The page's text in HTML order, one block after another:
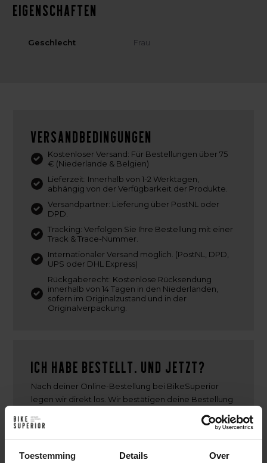
Toestemming Details Over
Eigenschaften
Geschlecht Frau
Versandbedingungen
Kostenloser Versand: Für Bestellungen über 75
€ (Niederlande & Belgien)
Lieferzeit: Innerhalb von 1-2 Werktagen,
abhängig von der Verfügbarkeit der Produkte.
Versandpartner: Lieferung über PostNL oder
DPD.
Tracking: Verfolgen Sie Ihre Bestellung mit einer
Track & Trace-Nummer.
Internationaler Versand möglich. (PostNL, DPD,
UPS oder DHL Express)
Rückgaberecht: Kostenlose Rücksendung
innerhalb von 14 Tagen in den Niederlanden,
sofern im Originalzustand und in der
Originalverpackung.
Ich habe bestellt. Und jetzt?
Nach deiner Online-Bestellung bei BikeSuperior
legen wir direkt los. Wir bestätigen deine Bestellung
ausgewählten Produkte. Sobald alles bereit ist,
Teile. Danach wird deine Bestellung sorgfältig